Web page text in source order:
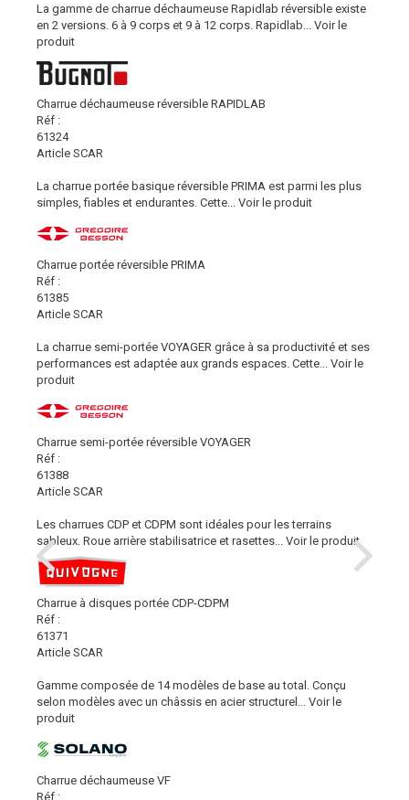
La gamme de charrue déchaumeuse Rapidlab réversible existe
en 2 versions. 6 à 9 corps et 9 à 12 corps. Rapidlab...
Voir le
produit
Charrue déchaumeuse réversible RAPIDLAB
Réf :
61324
Article SCAR
La charrue portée basique réversible PRIMA est parmi les plus
simples, fiables et endurantes. Cette...
Voir le produit
Charrue portée réversible PRIMA
Réf :
61385
Article SCAR
La charrue semi-portée VOYAGER grâce à sa productivité et ses
performances est adaptée aux grands espaces. Cette...
Voir le
produit
Charrue semi-portée réversible VOYAGER
Réf :
61388
Article SCAR
Les charrues CDP et CDPM sont idéales pour les terrains
sableux. Roue arrière stabilisatrice et rasettes...
Voir le produit
Charrue à disques portée CDP-CDPM
Réf :
61371
Article SCAR
Gamme composée de 14 modèles de base au total. Conçu
selon modèles avec un châssis en acier structurel...
Voir le
produit
Charrue déchaumeuse VF
Réf :